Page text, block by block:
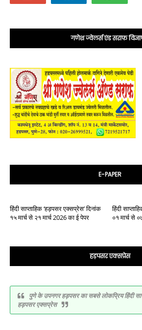
गणेश ज्वेलर्स एंड सराफ
E-PAPER
हिंदी साप्ताहिक ‘हड़पसर एक्सप्रेस’ दिनांक
१५ मार्च से २१ मार्च 2026 का ई पेपर
हिंदी
०१ मार्च से
हड़पसर एक्सप्रेस
पुणे के उपनगर हड़पसर का सबसे लोकप्रिय हिंदी
हड़पसर एक्सप्रेस